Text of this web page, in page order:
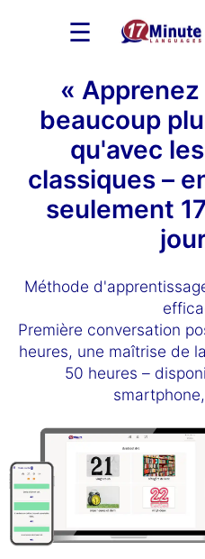
☰
«
beaucoup
qu'avec
classiques –
seulement
Méthode
Première conversation
heures, une maîtrise de
50 heures –